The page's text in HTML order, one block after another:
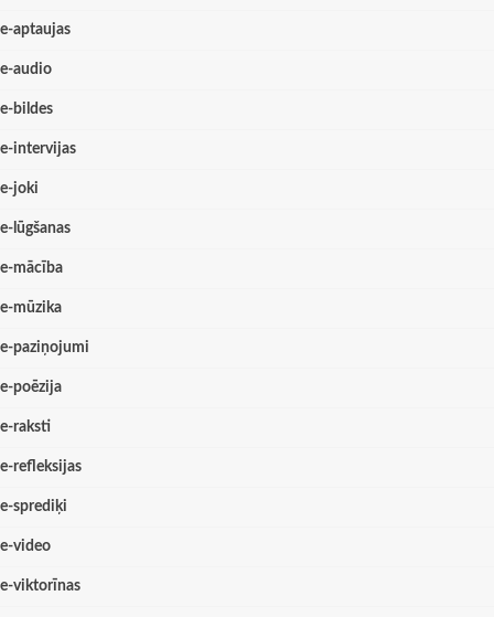
e-aptaujas
e-audio
e-bildes
e-intervijas
e-joki
e-lūgšanas
e-mācība
e-mūzika
e-paziņojumi
e-poēzija
e-raksti
e-refleksijas
e-sprediķi
e-video
e-viktorīnas